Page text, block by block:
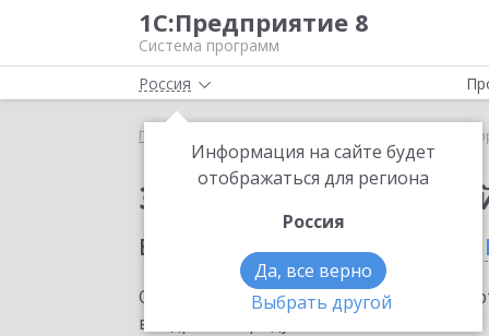
1С:Предприятие 8
Система программ
Россия
Информация на сайте будет
отображаться для региона
Россия
Да, все верно
Выбрать другой
Главная
Заказать
в населенном пунте
Ознакомьтесь с информационными
внедрение продукта.